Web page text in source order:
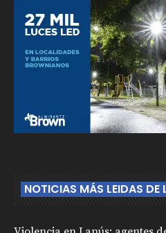
NOTICIAS MÁS LEIDAS DE